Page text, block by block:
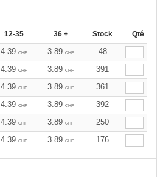
12-35 36 + Stock Qté
4.39 CHF 3.89 CHF
48
4.39 CHF 3.89 CHF
391
4.39 CHF 3.89 CHF
361
4.39 CHF 3.89 CHF
392
4.39 CHF 3.89 CHF
250
4.39 CHF 3.89 CHF 176